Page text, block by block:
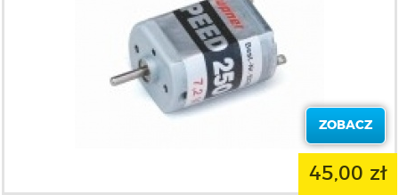
ZOBACZ
45,00 zł